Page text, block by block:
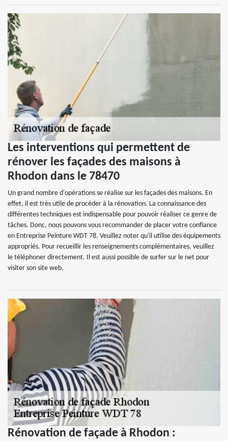
Les interventions qui permettent de
rénover les façades des maisons à
Rhodon dans le 78470
Un grand nombre d'opérations se réalise sur les façades des maisons. En
effet, il est très utile de procéder à la rénovation. La connaissance des
différentes techniques est indispensable pour pouvoir réaliser ce genre de
tâches. Donc, nous pouvons vous recommander de placer votre confiance
en Entreprise Peinture WDT 78. Veuillez noter qu'il utilise des équipements
appropriés. Pour recueillir les renseignements complémentaires, veuillez
le téléphoner directement. Il est aussi possible de surfer sur le net pour
visiter son site web.
Rénovation de façade à Rhodon :